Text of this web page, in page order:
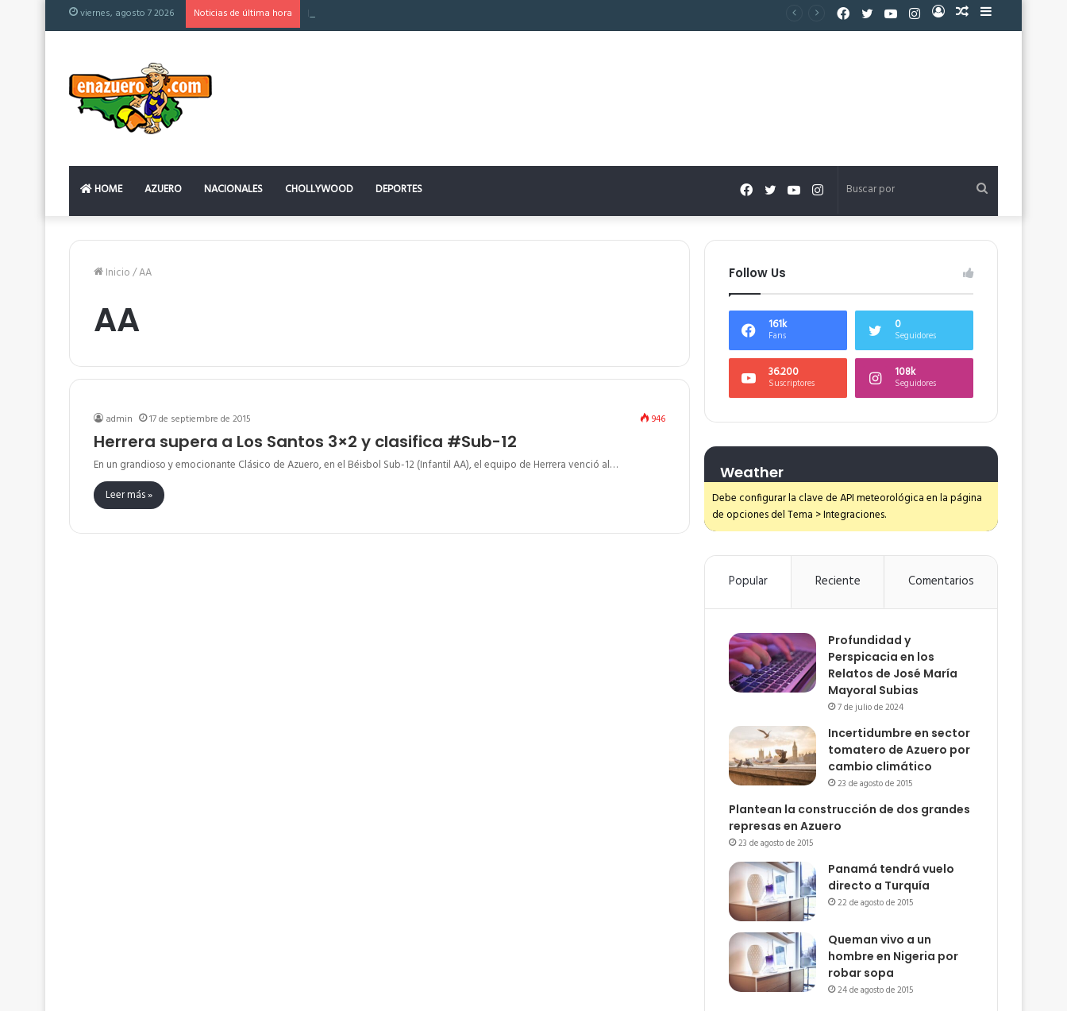
viernes, agosto 7 2026 Noticias de última hora El colchón perfecto: la clave para un descanso reparador
Barra
Publicación
Acceso
Instagram
YouTube
Twitter
Facebook
HOME AZUERO NACIONALES CHOLLYWOOD DEPORTES Buscar
por
Instagram
YouTube
Twitter
Facebook
Inicio/AA
AA
admin 17 de septiembre de 2015 946
Herrera supera a Los Santos 3×2 y clasifica #Sub-12
En un grandioso y emocionante Clásico de Azuero, en el Béisbol Sub-12 (Infantil AA), el equipo de Herrera venció al…
Leer más »
Follow Us
161k
Fans
0
Seguidores
36.200
Suscriptores
108k
Seguidores
Weather
Debe configurar la clave de API meteorológica en la página
de opciones del Tema > Integraciones.
Popular Reciente Comentarios
Profundidad y
Perspicacia en los
Relatos de José María
Mayoral Subias
7 de julio de 2024
Incertidumbre en sector
tomatero de Azuero por
cambio climático
23 de agosto de 2015
Plantean la construcción de dos grandes
represas en Azuero
23 de agosto de 2015
Panamá tendrá vuelo
directo a Turquía
22 de agosto de 2015
Queman vivo a un
hombre en Nigeria por
robar sopa
24 de agosto de 2015